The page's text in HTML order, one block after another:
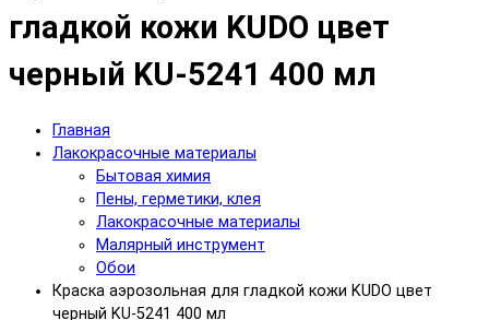
гладкой кожи KUDO цвет
черный KU-5241 400 мл
Главная
Лакокрасочные материалы
Бытовая химия
Пены, герметики, клея
Лакокрасочные материалы
Малярный инструмент
Обои
Краска аэрозольная для гладкой кожи KUDO цвет
черный KU-5241 400 мл